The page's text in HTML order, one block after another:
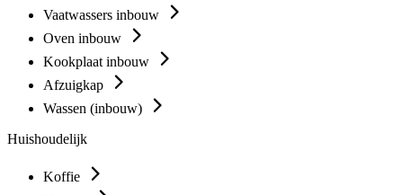
Vaatwassers inbouw
Oven inbouw
Kookplaat inbouw
Afzuigkap
Wassen (inbouw)
Huishoudelijk
Koffie